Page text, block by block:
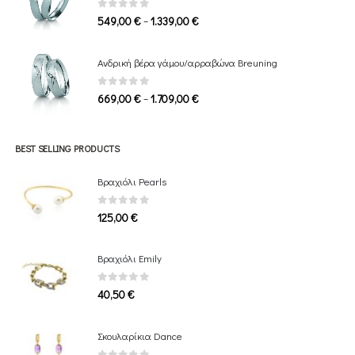
0 out of 5
549,00€–1.339,00€Price
through
Ανδρική βέρα γάμου/αρραβώνα Breuning
0 out of 5
669,00€–1.709,00€Price
BEST SELLING PRODUCTS
Βραχιόλι Pearls
0out of 5
125,00€
Bραχιόλι Emily
0out of 5
40,50€
Σκουλαρίκια Dance